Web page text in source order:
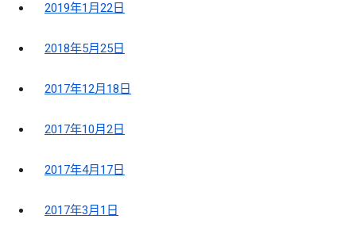
2019年1月22日
2018年5月25日
2017年12月18日
2017年10月2日
2017年4月17日
2017年3月1日